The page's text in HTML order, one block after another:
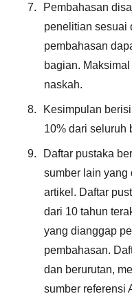
7.
Pembahasan
penelitian sesuai
pembahasan
bagian.
naskah.
8.
Kesimpulan
10% dari seluruh
9.
Daftar pustaka
sumber lain yang
artikel. Daftar
dari 10 tahun
yang dianggap
pembahasan.
dan berurutan,
sumber referensi